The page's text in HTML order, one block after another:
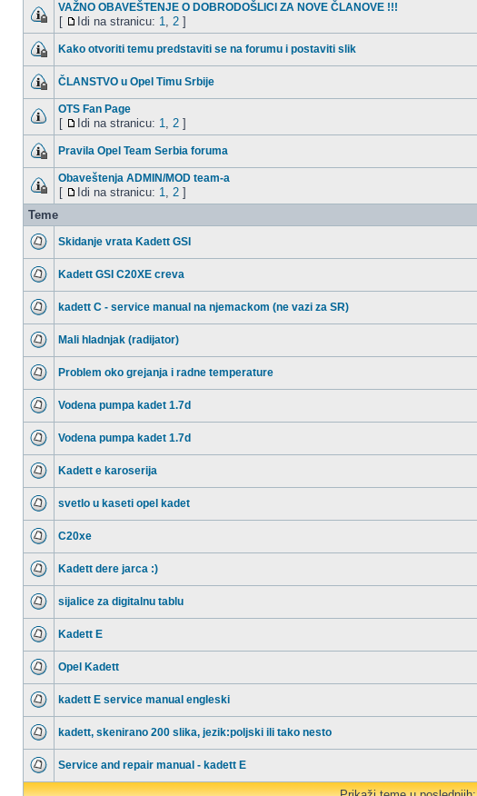
VAŽNO OBAVEŠTENJE O DOBRODOŠLICI ZA NOVE ČLANOVE !!!
[ Idi na stranicu: 1, 2 ]
Kako otvoriti temu predstaviti se na forumu i postaviti slik
ČLANSTVO u Opel Timu Srbije
OTS Fan Page
[ Idi na stranicu: 1, 2 ]
Pravila Opel Team Serbia foruma
Obaveštenja ADMIN/MOD team-a
[ Idi na stranicu: 1, 2 ]
Teme
Skidanje vrata Kadett GSI
Kadett GSI C20XE creva
kadett C - service manual na njemackom (ne vazi za SR)
Mali hladnjak (radijator)
Problem oko grejanja i radne temperature
Vodena pumpa kadet 1.7d
Vodena pumpa kadet 1.7d
Kadett e karoserija
svetlo u kaseti opel kadet
C20xe
Kadett dere jarca :)
sijalice za digitalnu tablu
Kadett E
Opel Kadett
kadett E service manual engleski
kadett, skenirano 200 slika, jezik:poljski ili tako nesto
Service and repair manual - kadett E